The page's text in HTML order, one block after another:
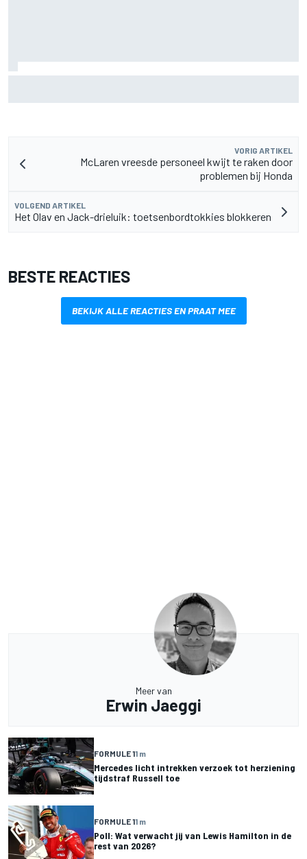
VORIG ARTIKEL
McLaren vreesde personeel kwijt te raken door
problemen bij Honda
VOLGEND ARTIKEL
Het Olav en Jack-drieluik: toetsenbordtokkies blokkeren
BESTE REACTIES
BEKIJK ALLE REACTIES EN PRAAT MEE
Meer van
Erwin Jaeggi
FORMULE 11 m
Mercedes licht intrekken verzoek tot herziening
tijdstraf Russell toe
FORMULE 11 m
Poll: Wat verwacht jij van Lewis Hamilton in de
rest van 2026?